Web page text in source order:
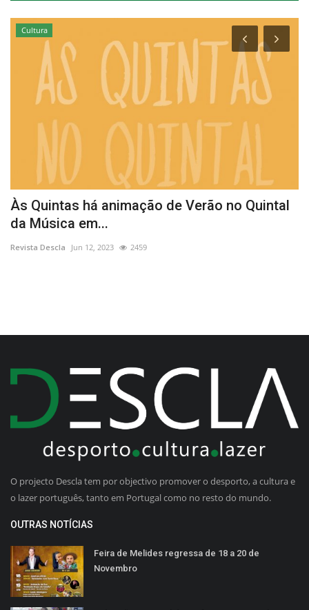
Cultura
Às Quintas há animação de Verão no Quintal
da Música em...
Revista Descla Jun 12, 2023 2459
O projecto Descla tem por objectivo promover o desporto, a cultura e
o lazer português, tanto em Portugal como no resto do mundo.
OUTRAS NOTÍCIAS
Feira de Melides regressa de 18 a 20 de
Novembro